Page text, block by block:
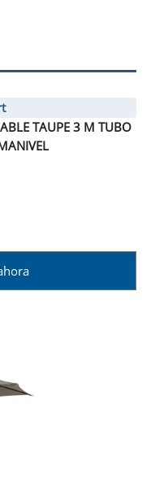
TAUPE 3 M TUBO